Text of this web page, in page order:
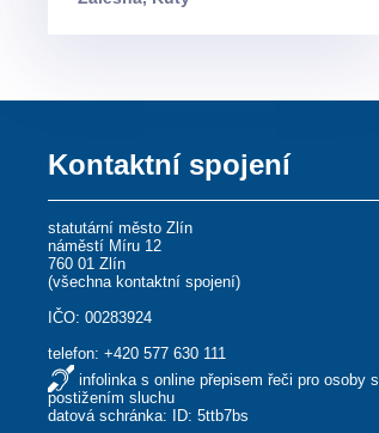
Kontaktní spojení
statutární město Zlín
náměstí Míru 12
760 01 Zlín
(všechna kontaktní spojení)
IČO: 00283924
telefon:+420 577 630 111
infolinka s online přepisem řeči pro osoby s
postižením sluchu
datová schránka: ID: 5ttb7bs